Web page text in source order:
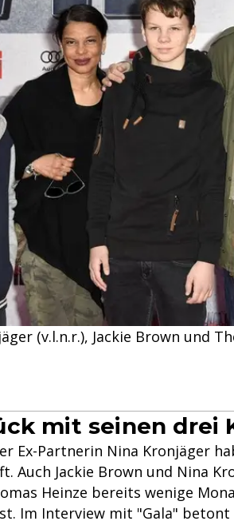
(v.l.n.r.), Jackie Brown und
mit seinen drei
Ex-Partnerin Nina Kronjäger
Auch Jackie Brown und Nina
Heinze bereits wenige
Im Interview mit "Gala" betont